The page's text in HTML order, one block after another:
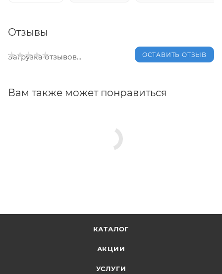
Отзывы
ОСТАВИТЬ ОТЗЫВ
Загрузка отзывов...
Вам также может понравиться
КАТАЛОГ
АКЦИИ
УСЛУГИ